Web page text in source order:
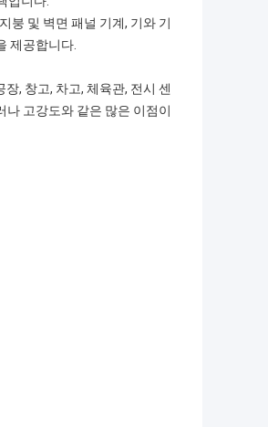
붕 및 벽면 패널 기계, 기와 기
제공합니다.
, 창고, 차고, 체육관, 전시 센
나 고강도와 같은 많은 이점이